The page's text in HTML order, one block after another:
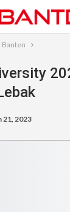
Banten
21, 2023